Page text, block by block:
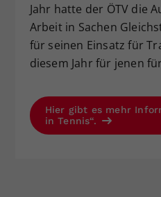
Jahr hatte der ÖTV die
Arbeit in Sachen
für seinen Einsatz für
diesem Jahr für jenen
Hier gibt es mehr
in Tennis“.